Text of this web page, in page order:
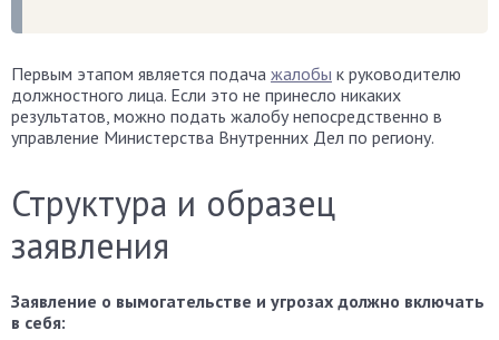
Первым этапом является подача жалобы к руководителю
должностного лица. Если это не принесло никаких
результатов, можно подать жалобу непосредственно в
управление Министерства Внутренних Дел по региону.
Структура и образец
заявления
Заявление о вымогательстве и угрозах должно включать
в себя: